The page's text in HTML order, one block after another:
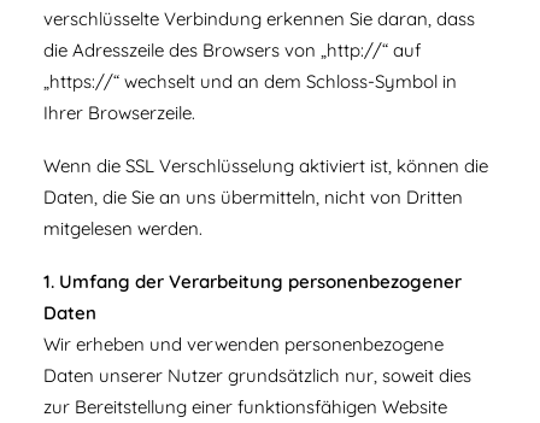
verschlüsselte Verbindung erkennen Sie daran, dass
die Adresszeile des Browsers von „http://“ auf
„https://“ wechselt und an dem Schloss-Symbol in
Ihrer Browserzeile.
Wenn die SSL Verschlüsselung aktiviert ist, können die
Daten, die Sie an uns übermitteln, nicht von Dritten
mitgelesen werden.
1. Umfang der Verarbeitung personenbezogener
Daten
Wir erheben und verwenden personenbezogene
Daten unserer Nutzer grundsätzlich nur, soweit dies
zur Bereitstellung einer funktionsfähigen Website